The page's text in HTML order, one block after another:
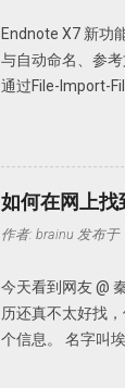
64 位操作系统，
https://
Endnote X7 新功
与自动命名、参
通过File-Import-
只要今后该文件
时可以缺少部分
命名：PDF Auto
件名都以原始名
知道。 此处
PDF文档。 具体
Author + Year，
如何在网上找
作者: brainu 发布于
今天看到网友 @
历还真不太好找
个信息。 名字叫